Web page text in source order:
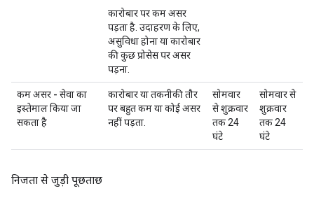
कारोबार पर कम असर
पड़ता है. उदाहरण के लिए,
असुविधा होना या कारोबार
की कुछ प्रोसेस पर असर
पड़ना.
कम असर - सेवा का
इस्तेमाल किया जा
सकता है
कारोबार या तकनीकी तौर
पर बहुत कम या कोई असर
नहीं पड़ता.
सोमवार
से शुक्रवार
तक 24
घंटे
सोमवार से
शुक्रवार
तक 24
घंटे
निजता से जुड़ी पूछताछ